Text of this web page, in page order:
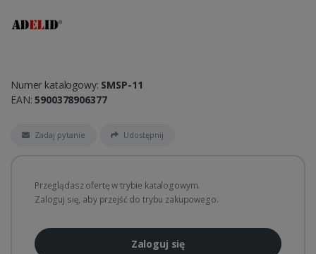
Numer katalogowy: SMSP-11
EAN:5900378906377
Zadaj pytanie Udostępnij
Przeglądasz ofertę w trybie katalogowym.
Zaloguj się, aby przejść do trybu zakupowego.
Zaloguj się